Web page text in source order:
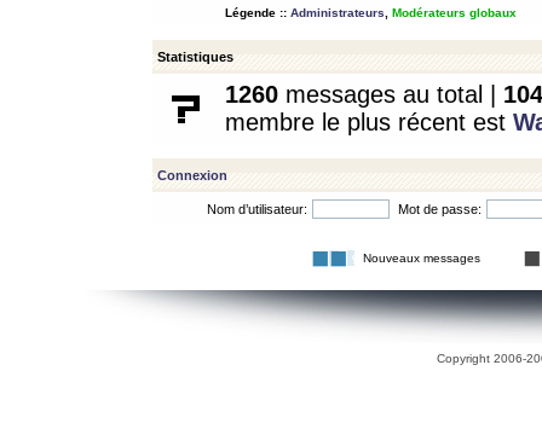
Légende :: Administrateurs Modérateurs globaux
Statistiques
1260 messages au total | 104
membre le plus récent est
Connexion
Nom d’utilisateur: Mot de passe:
Nouveaux messages
Copyright 2006-